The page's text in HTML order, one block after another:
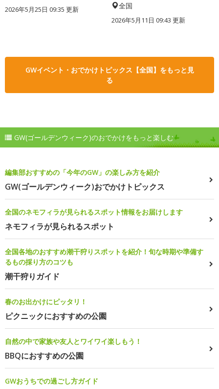
2026年5月25日 09:35 更新 全国
2026年5月11日 09:43 更新
GWイベント・おでかけトピックス【全国】をもっと見
る
GW(ゴールデンウィーク)のおでかけをもっと楽しむ
編集部おすすめの「今年のGW」の楽しみ方を紹介
GW(ゴールデンウィーク)おでかけトピックス
全国のネモフィラが見られるスポット情報をお届けします
ネモフィラが見られるスポット
全国各地のおすすめ潮干狩りスポットを紹介！旬な時期や準備す
るもの採り方のコツも
潮干狩りガイド
春のお出かけにピッタリ！
ピクニックにおすすめの公園
自然の中で家族や友人とワイワイ楽しもう！
BBQにおすすめの公園
GWおうちでの過ごし方ガイド